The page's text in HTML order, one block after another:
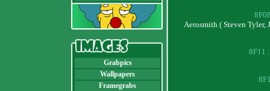
Grabpics
Wallpapers
Framegrabs
Aerosmith ( Steven Tyler,
8F11